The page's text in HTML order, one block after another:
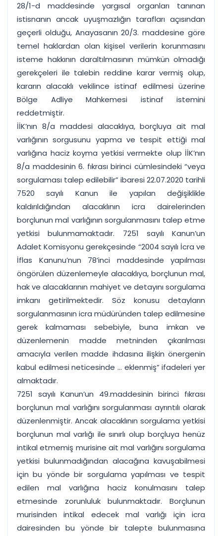
28/1-d maddesinde yargısal organları tanınan
istisnanın ancak uyuşmazlığın tarafları açısından
geçerli olduğu, Anayasanın 20/3. maddesine göre
temel haklardan olan kişisel verilerin korunmasını
isteme hakkının daraltılmasının mümkün olmadığı
gerekçeleri ile talebin reddine karar vermiş olup,
kararın alacaklı vekilince istinaf edilmesi üzerine
Bölge Adliye Mahkemesi istinaf istemini
reddetmiştir.
İİK’nın 8/a maddesi alacaklıya, borçluya ait mal
varlığının sorgusunu yapma ve tespit ettiği mal
varlığına haciz koyma yetkisi vermekte olup İİK’nın
8/a maddesinin 6. fıkrası birinci cümlesindeki “veya
sorgulaması talep edilebilir” ibaresi 22.07.2020 tarihli
7520 sayılı Kanun ile yapılan değişiklikle
kaldırıldığından alacaklının icra dairelerinden
borçlunun mal varlığının sorgulanmasını talep etme
yetkisi bulunmamaktadır. 7251 sayılı Kanun’un
Adalet Komisyonu gerekçesinde “2004 sayılı İcra ve
İflas Kanunu’nun 78’inci maddesinde yapılması
öngörülen düzenlemeyle alacaklıya, borçlunun mal,
hak ve alacaklarının mahiyet ve detayını sorgulama
imkanı getirilmektedir. Söz konusu detayların
sorgulanmasının icra müdüründen talep edilmesine
gerek kalmaması sebebiyle, buna imkan ve
düzenlemenin madde metninden çıkarılması
amacıyla verilen madde ihdasına ilişkin önergenin
kabul edilmesi neticesinde ... eklenmiş” ifadeleri yer
almaktadır.
7251 sayılı Kanun’un 49.maddesinin birinci fıkrası
borçlunun mal varlığını sorgulanması ayrıntılı olarak
düzenlenmiştir. Ancak alacaklının sorgulama yetkisi
borçlunun mal varlığı ile sınırlı olup borçluya henüz
intikal etmemiş murisine ait mal varlığını sorgulama
yetkisi bulunmadığından alacağına kavuşabilmesi
için bu yönde bir sorgulama yapılması ve tespit
edilen mal varlığına haciz konulmasını talep
etmesinde zorunluluk bulunmaktadır. Borçlunun
murisinden intikal edecek mal varlığı için icra
dairesinden bu yönde bir talepte bulunmasına